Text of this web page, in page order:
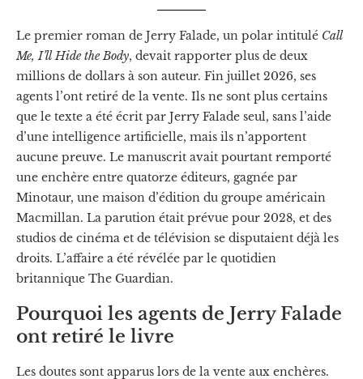
Le premier roman de Jerry Falade, un polar intitulé Call
Me, I’ll Hide the Body, devait rapporter plus de deux
millions de dollars à son auteur. Fin juillet 2026, ses
agents l’ont retiré de la vente. Ils ne sont plus certains
que le texte a été écrit par Jerry Falade seul, sans l’aide
d’une intelligence artificielle, mais ils n’apportent
aucune preuve. Le manuscrit avait pourtant remporté
une enchère entre quatorze éditeurs, gagnée par
Minotaur, une maison d’édition du groupe américain
Macmillan. La parution était prévue pour 2028, et des
studios de cinéma et de télévision se disputaient déjà les
droits. L’affaire a été révélée par le quotidien
britannique The Guardian.
Pourquoi les agents de Jerry Falade
ont retiré le livre
Les doutes sont apparus lors de la vente aux enchères.